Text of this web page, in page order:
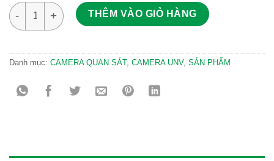
Camera IP Dome 2.0 Megapixel UNV IPC322ER3-DUVPF28-C số
THÊM VÀO GIỎ HÀNG
Danh mục: CAMERA QUAN SÁT, CAMERA UNV, SẢN PHẨM